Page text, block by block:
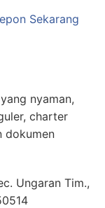
Sekarang
nyaman,
charter
dokumen
Ungaran Tim.,